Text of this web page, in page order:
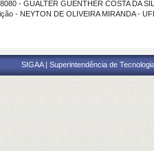
- GUALTER GUENTHER COSTA DA
- NEYTON DE OLIVEIRA MIRANDA -
SIGAA | Superintendência de